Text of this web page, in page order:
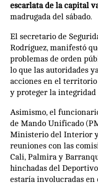
escarlata de la capital
madrugada del sábado.
El secretario de
Rodríguez, manifestó
problemas de orden
lo que las autoridades
acciones en el
y proteger la integridad
Asimismo, el
de Mando Unificado
Ministerio del Interior
reuniones con las
Cali, Palmira y
hinchadas del
estaría involucradas en